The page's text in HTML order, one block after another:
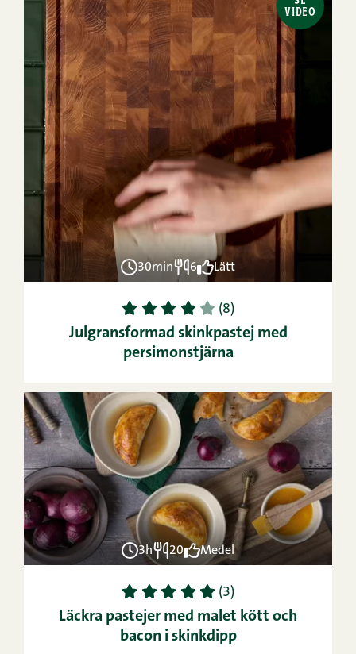
VIDEO
30min 6 Lätt
1 2 3 4 5 (8)
Julgransformad skinkpastej med
persimonstjärna
3h 20 Medel
1 2 3 4 5 (3)
Läckra pastejer med malet kött och
bacon i skinkdipp